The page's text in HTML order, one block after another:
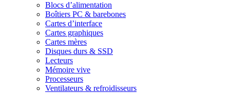
Blocs d’alimentation
Boîtiers PC & barebones
Cartes d’interface
Cartes graphiques
Cartes mères
Disques durs & SSD
Lecteurs
Mémoire vive
Processeurs
Ventilateurs & refroidisseurs